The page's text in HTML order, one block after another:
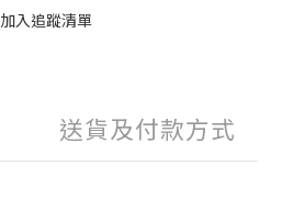
加入追蹤清單
送貨及付款方式